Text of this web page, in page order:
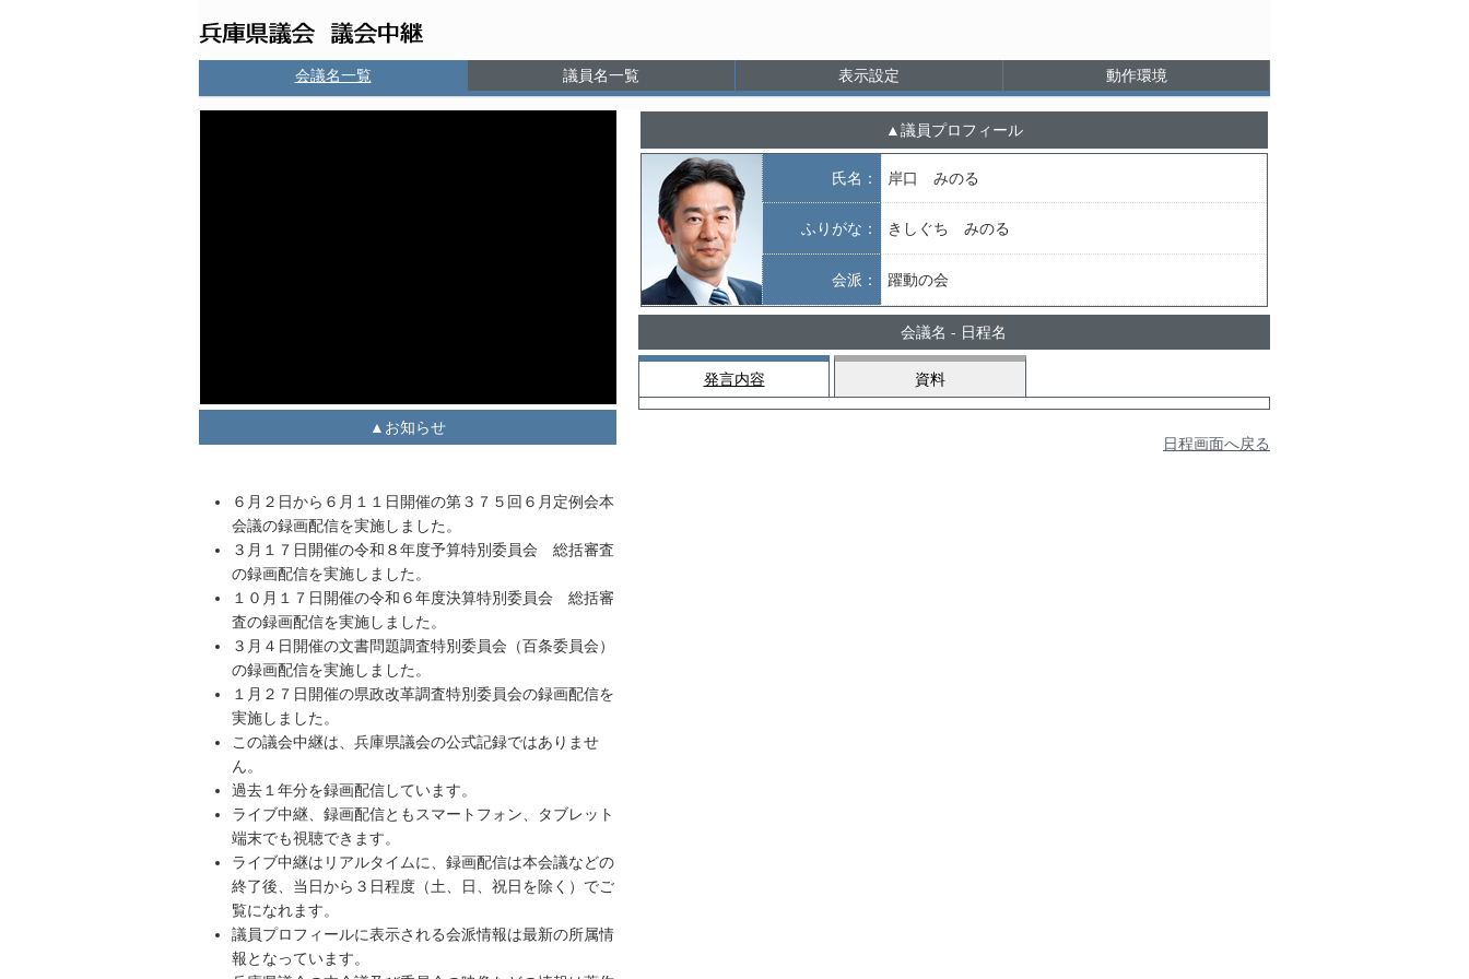
会議名一覧 議員名一覧 表示設定 動作環境
お知らせ
６月２日から６月１１日開催の第３７５回６月定例会本
会議の録画配信を実施しました。
３月１７日開催の令和８年度予算特別委員会 総括審査
の録画配信を実施しました。
１０月１７日開催の令和６年度決算特別委員会 総括審
査の録画配信を実施しました。
３月４日開催の文書問題調査特別委員会（百条委員会）
の録画配信を実施しました。
１月２７日開催の県政改革調査特別委員会の録画配信を
実施しました。
この議会中継は、兵庫県議会の公式記録ではありませ
ん。
過去１年分を録画配信しています。
ライブ中継、録画配信ともスマートフォン、タブレット
端末でも視聴できます。
ライブ中継はリアルタイムに、録画配信は本会議などの
終了後、当日から３日程度（土、日、祝日を除く）でご
覧になれます。
議員プロフィールに表示される会派情報は最新の所属情
報となっています。
議員プロフィール
氏名： 岸口 みのる
ふりがな： きしぐち みのる
会派： 躍動の会
会議名 - 日程名
発言内容 資料
日程画面へ戻る